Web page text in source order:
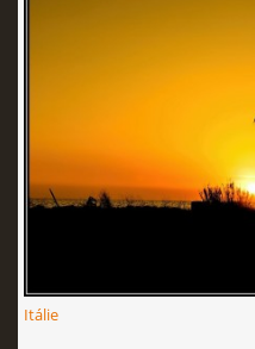
Itálie